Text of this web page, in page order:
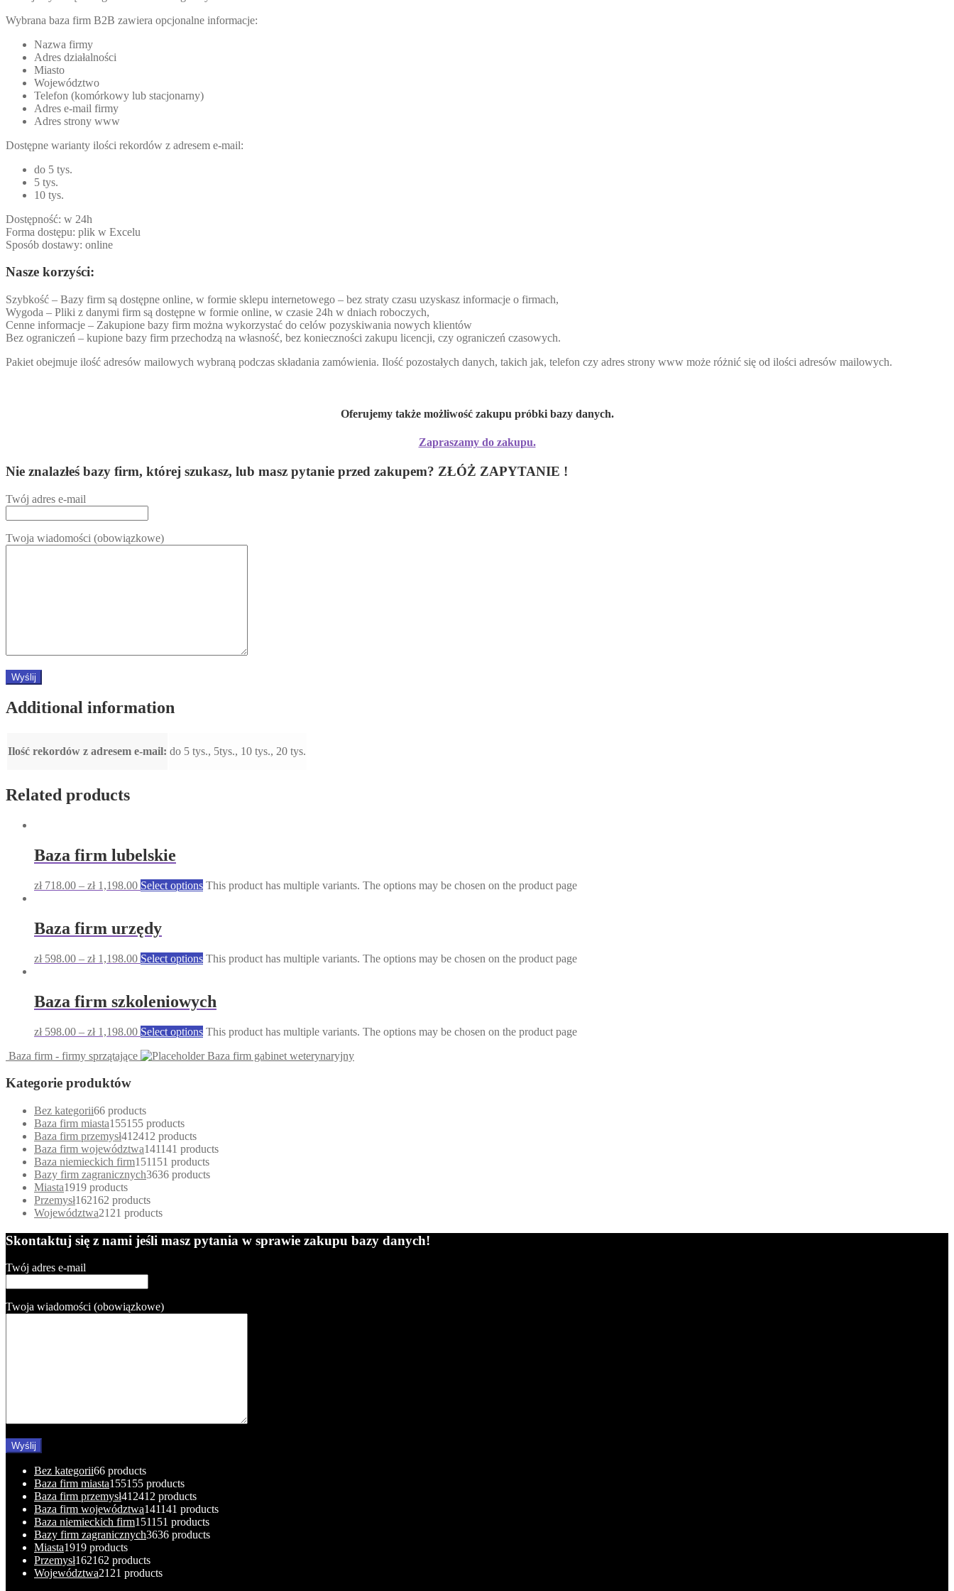
Wybrana baza firm B2B zawiera opcjonalne informacje:
Nazwa firmy
Adres działalności
Miasto
Województwo
Telefon (komórkowy lub stacjonarny)
Adres e-mail firmy
Adres strony www
Dostępne warianty ilości rekordów z adresem e-mail:
do 5 tys.
5 tys.
10 tys.
Dostępność: w 24h
Forma dostępu: plik w Excelu
Sposób dostawy: online
Nasze korzyści:
Szybkość – Bazy firm są dostępne online, w formie sklepu internetowego – bez straty czasu uzyskasz informacje o firmach,
Wygoda – Pliki z danymi firm są dostępne w formie online, w czasie 24h w dniach roboczych,
Cenne informacje – Zakupione bazy firm można wykorzystać do celów pozyskiwania nowych klientów
Bez ograniczeń – kupione bazy firm przechodzą na własność, bez konieczności zakupu licencji, czy ograniczeń czasowych.
Pakiet obejmuje ilość adresów mailowych wybraną podczas składania zamówienia. Ilość pozostałych danych, takich jak, telefon czy adres strony www może różnić się od ilości adresów mailowych.
Oferujemy także możliwość zakupu próbki bazy danych.
Zapraszamy do zakupu.
Nie znalazłeś bazy firm, której szukasz, lub masz pytanie przed zakupem? ZŁÓŻ ZAPYTANIE !
Twój adres e-mail
Twoja wiadomości (obowiązkowe)
Additional information
Ilość rekordów z adresem e-mail: do 5 tys., 5tys., 10 tys., 20 tys.
Related products
Baza firm lubelskie
zł718.00 – zł1,198.00 Select options This product has multiple variants. The options may be chosen on the product page
Baza firm urzędy
zł598.00 – zł1,198.00 Select options This product has multiple variants. The options may be chosen on the product page
Baza firm szkoleniowych
zł598.00 – zł1,198.00 Select options This product has multiple variants. The options may be chosen on the product page
Baza firm - firmy sprzątające
Baza firm gabinet weterynaryjny
Kategorie produktów
Bez kategorii66 products
Baza firm miasta155155 products
Baza firm przemysł412412 products
Baza firm województwa141141 products
Baza niemieckich firm151151 products
Bazy firm zagranicznych3636 products
Miasta1919 products
Przemysł162162 products
Województwa21 21 products
Skontaktuj się z nami jeśli masz pytania w sprawie zakupu bazy danych!
Twój adres e-mail
Twoja wiadomości (obowiązkowe)
Bez kategorii66 products
Baza firm miasta155155 products
Baza firm przemysł412412 products
Baza firm województwa141141 products
Baza niemieckich firm151151 products
Bazy firm zagranicznych3636 products
Miasta1919 products
Przemysł162162 products
Województwa2121 products